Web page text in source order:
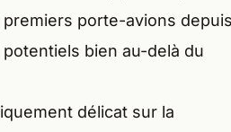
porte-avions depuis
bien au-delà du
délicat sur la